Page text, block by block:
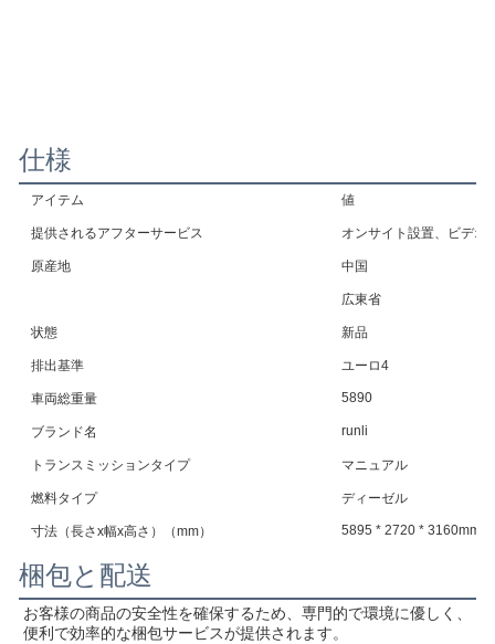
仕様
アイテム 値
提供されるアフターサービス オンサイト設置、ビデオ
原産地 中国
広東省
状態 新品
排出基準 ユーロ4
車両総重量 5890
ブランド名 runli
トランスミッションタイプ マニュアル
燃料タイプ ディーゼル
寸法（長さx幅x高さ）（mm） 5895 * 2720 * 3160mm
梱包と配送
お客様の商品の安全性を確保するため、専門的で環境に優しく、
便利で効率的な梱包サービスが提供されます。